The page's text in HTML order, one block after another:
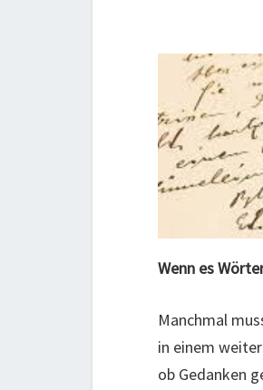
Wenn es
Manchmal
in einem
ob Gedanken